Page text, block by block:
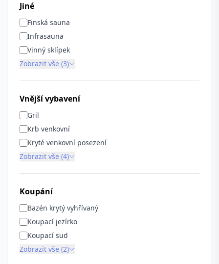
Jiné
Finská sauna
Infrasauna
Vinný sklípek
Zobrazit vše (3)
Vnější vybavení
Gril
Krb venkovní
Kryté venkovní posezení
Zobrazit vše (4)
Koupání
Bazén krytý vyhřívaný
Koupací jezírko
Koupací sud
Zobrazit vše (2)